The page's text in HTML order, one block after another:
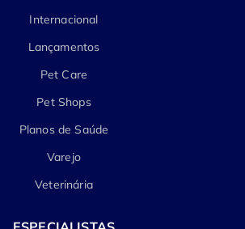
Internacional
Lançamentos
Pet Care
Pet Shops
Planos de Saúde
Varejo
Veterinária